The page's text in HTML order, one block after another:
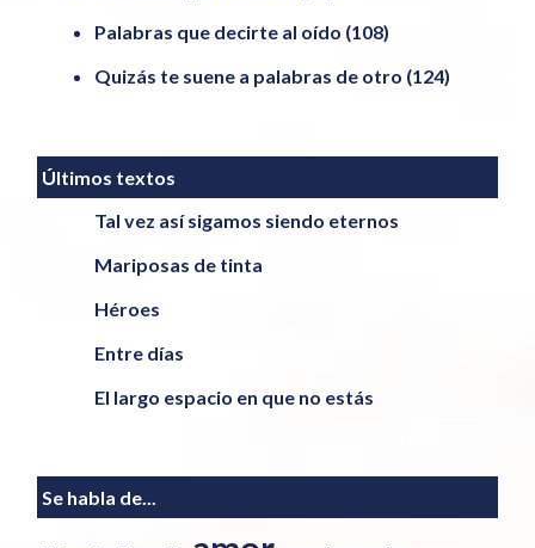
Palabras que decirte al oído (108)
Quizás te suene a palabras de otro (124)
Últimos textos
Tal vez así sigamos siendo eternos
Mariposas de tinta
Héroes
Entre días
El largo espacio en que no estás
Se habla de...